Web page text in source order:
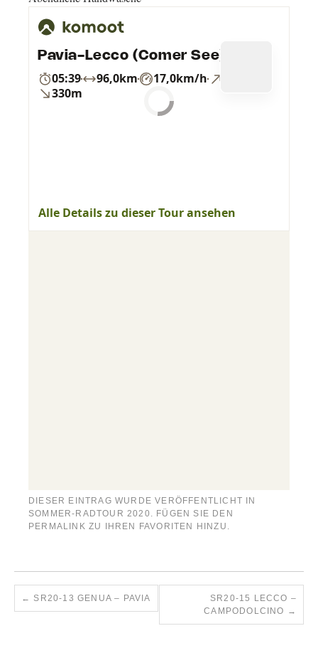
DIESER EINTRAG WURDE VERÖFFENTLICHT IN
SOMMER-RADTOUR 2020
. FÜGEN SIE DEN
PERMALINK ZU IHREN FAVORITEN HINZU.
← SR20-13 GENUA – PAVIA
SR20-15 LECCO –
CAMPODOLCINO →